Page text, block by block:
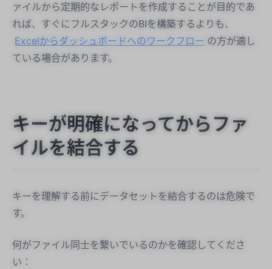
ァイルから定期的なレポートを作成することが目的であ
れば、すぐにフルスタックのBIを構築するよりも、
Excelからダッシュボードへのワークフロー の方が適し
ている場合があります。
キーが明確になってからファ
イルを結合する
キーを理解する前にデータセットを結合するのは危険で
す。
何がファイル同士を繋いでいるのかを確認してくださ
い：